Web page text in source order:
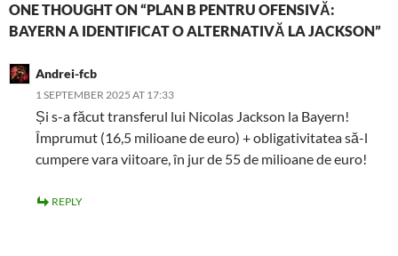
ONE THOUGHT ON “PLAN B PENTRU OFENSIVĂ:
BAYERN A IDENTIFICAT O ALTERNATIVĂ LA JACKSON”
Andrei-fcb
1 SEPTEMBER 2025 AT 17:33
Și s-a făcut transferul lui Nicolas Jackson la Bayern!
Împrumut (16,5 milioane de euro) + obligativitatea să-l
cumpere vara viitoare, în jur de 55 de milioane de euro!
REPLY